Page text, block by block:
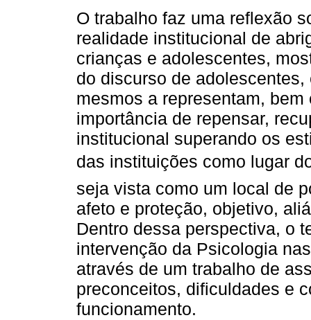
O trabalho faz uma reflexão
realidade institucional de
crianças e adolescentes,
do discurso de adolescentes,
mesmos a representam, bem
importância de repensar,
institucional superando os
das instituições como lugar
seja vista como um local de
afeto e proteção, objetivo,
Dentro dessa perspectiva, o
intervenção da Psicologia
através de um trabalho de
preconceitos, dificuldades e
funcionamento.